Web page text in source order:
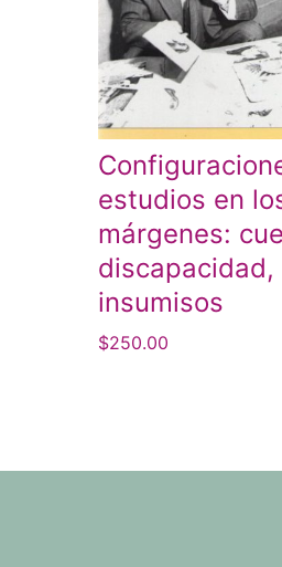
estudios en
márgenes:
discapacidad,
insumisos
$250.00